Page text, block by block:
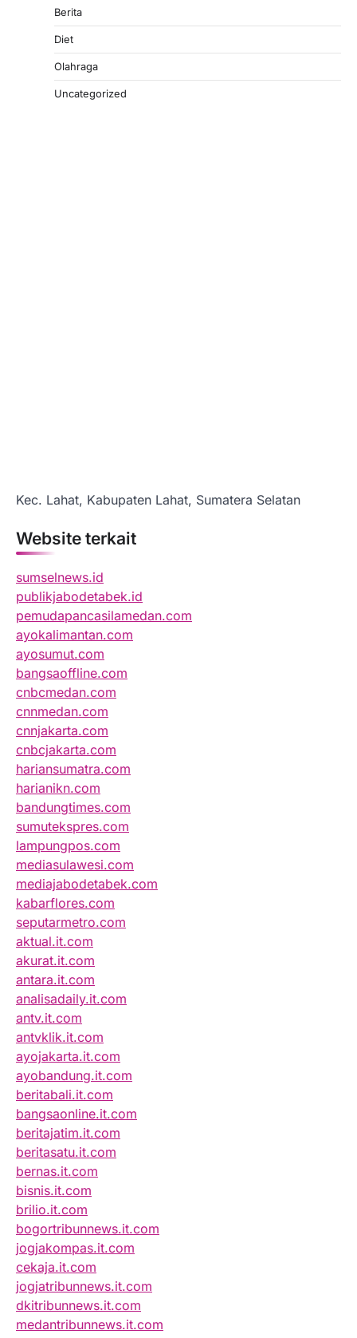
Berita
Diet
Olahraga
Uncategorized
Kec. Lahat, Kabupaten Lahat, Sumatera Selatan
Website terkait
sumselnews.id
publikjabodetabek.id
pemudapancasilamedan.com
ayokalimantan.com
ayosumut.com
bangsaoffline.com
cnbcmedan.com
cnnmedan.com
cnnjakarta.com
cnbcjakarta.com
hariansumatra.com
harianikn.com
bandungtimes.com
sumutekspres.com
lampungpos.com
mediasulawesi.com
mediajabodetabek.com
kabarflores.com
seputarmetro.com
aktual.it.com
akurat.it.com
antara.it.com
analisadaily.it.com
antv.it.com
antvklik.it.com
ayojakarta.it.com
ayobandung.it.com
beritabali.it.com
bangsaonline.it.com
beritajatim.it.com
beritasatu.it.com
bernas.it.com
bisnis.it.com
brilio.it.com
bogortribunnews.it.com
jogjakompas.it.com
cekaja.it.com
jogjatribunnews.it.com
dkitribunnews.it.com
medantribunnews.it.com